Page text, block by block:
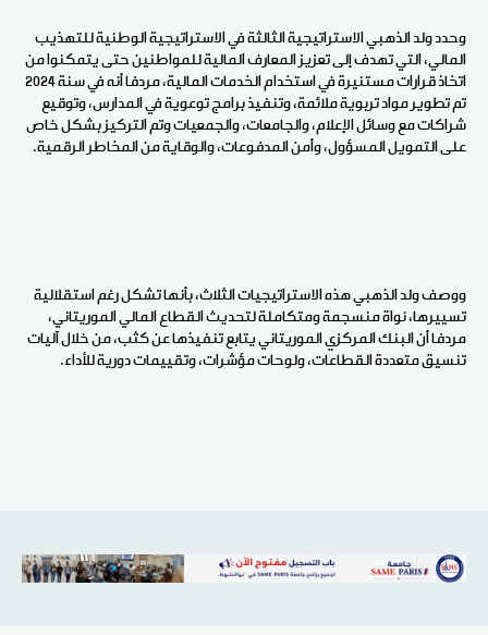
وحدد ولد الذهبي الاستراتيجية الثالثة في الاستراتيجية الوطنية للتهذيب
المالي، التي تهدف إلى تعزيز المعارف المالية للمواطنين حتى يتمكنوا من
اتخاذ قرارات مستنيرة في استخدام الخدمات المالية، مردفا أنه في سنة 2024
تم تطوير مواد تربوية ملائمة، وتنفيذ برامج توعوية في المدارس، وتوقيع
شراكات مع وسائل الإعلام، والجامعات، والجمعيات وتم التركيز بشكل خاص
على التمويل المسؤول، وأمن المدفوعات، والوقاية من المخاطر الرقمية.
ووصف ولد الذهبي هذه الاستراتيجيات الثلاث، بأنها تشكل رغم استقلالية
تسييرها، نواة منسجمة ومتكاملة لتحديث القطاع المالي الموريتاني،
مردفا أن البنك المركزي الموريتاني يتابع تنفيذها عن كثب، من خلال آليات
تنسيق متعددة القطاعات، ولوحات مؤشرات، وتقييمات دورية للأداء.